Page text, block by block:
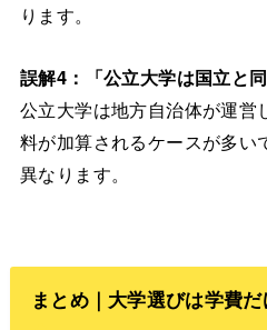
ります。
誤解4：「公立大学は国立と同
公立大学は地方自治体が運営
料が加算されるケースが多い
異なります。
まとめ｜大学選びは学費